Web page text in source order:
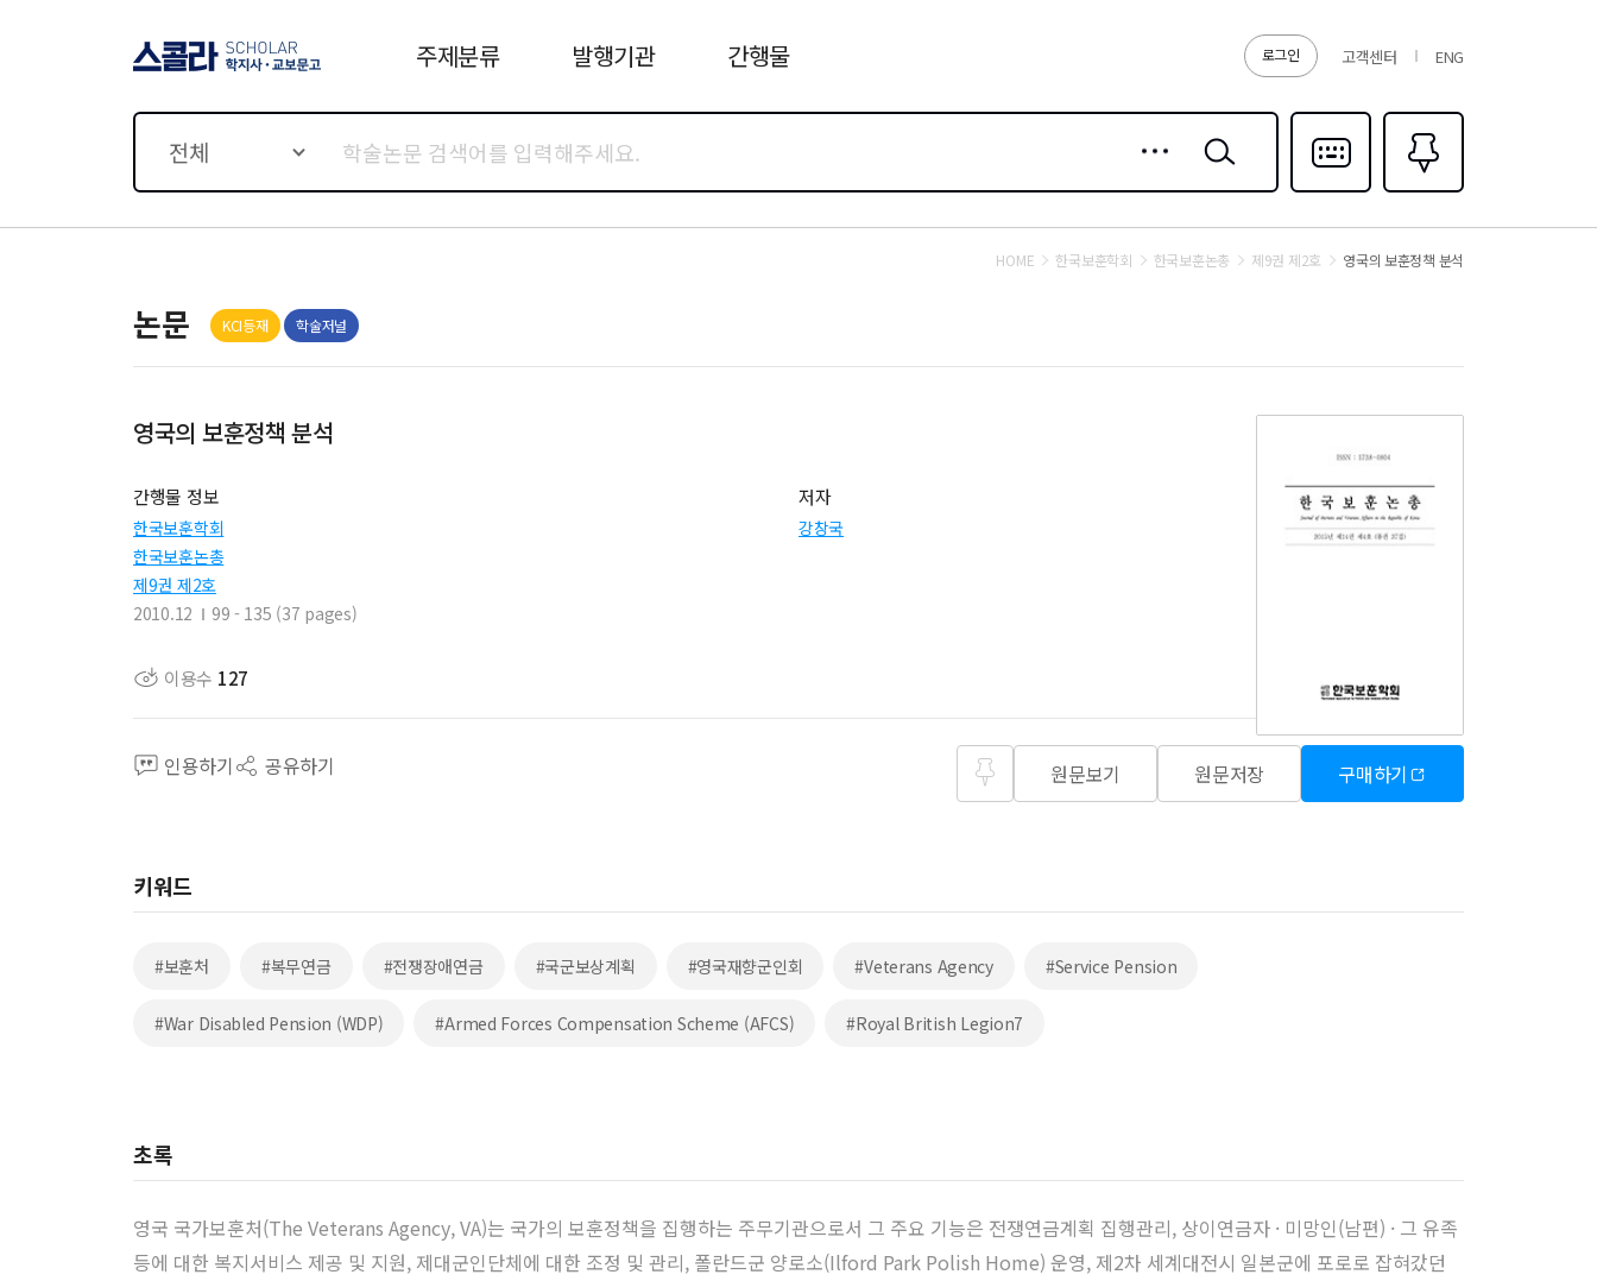
로그인 고객센터 ENG
주제분류 발행기관 간행물
전체
검색
다국어입력
즐겨찾기0
HOME 한국보훈학회 한국보훈논총 제9권 제2호 영국의 보훈정책 분석
논문 KCI등재 학술저널
영국의 보훈정책 분석
간행물 정보
한국보훈학회
한국보훈논총
제9권 제2호
2010.12
99 - 135 (37 pages)
저자
강창국
이용수 127
인용하기 공유하기 원문보기 원문저장 구매하기
키워드
#보훈처 #복무연금 #전쟁장애연금 #국군보상계획 #영국재향군인회 #Veterans Agency #Service Pension
#War Disabled Pension (WDP) #Armed Forces Compensation Scheme (AFCS) #Royal British Legion7
초록
영국 국가보훈처(The Veterans Agency, VA)는 국가의 보훈정책을 집행하는 주무기관으로서 그 주요 기능은 전쟁연금계획 집행관리, 상이연금자 · 미망인(남편) · 그 유족
등에 대한 복지서비스 제공 및 지원, 제대군인단체에 대한 조정 및 관리, 폴란드군 양로소(Ilford Park Polish Home) 운영, 제2차 세계대전시 일본군에 포로로 잡혀갔던